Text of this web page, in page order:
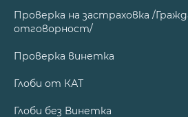
Проверка на застраховка /
отговорност/
Проверка винетка
Глоби от КАТ
Глоби без Винетка